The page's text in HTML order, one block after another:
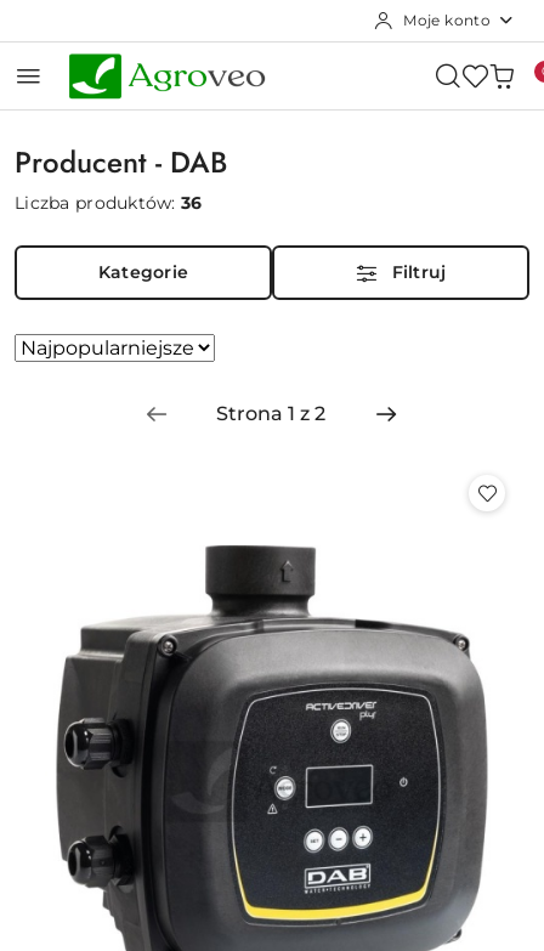
Moje konto
Producent - DAB
Liczba produktów:36
Kategorie Filtruj
Zastosowano
Najpopularniejsze.
Sortuj